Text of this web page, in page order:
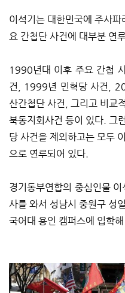
이석기는 대한민국에 주사
요 간첩단 사건에 대부분 연
1990년대 이후 주요 간첩
건, 1999년 민혁당 사건,
산간첩단 사건, 그리고 비교
북동지회사건 등이 있다. 그
당 사건을 제외하고는 모두
으로 연루되어 있다.
경기동부연합의 중심인물
사를 와서 성남시 중원구 성
국어대 용인 캠퍼스에 입학